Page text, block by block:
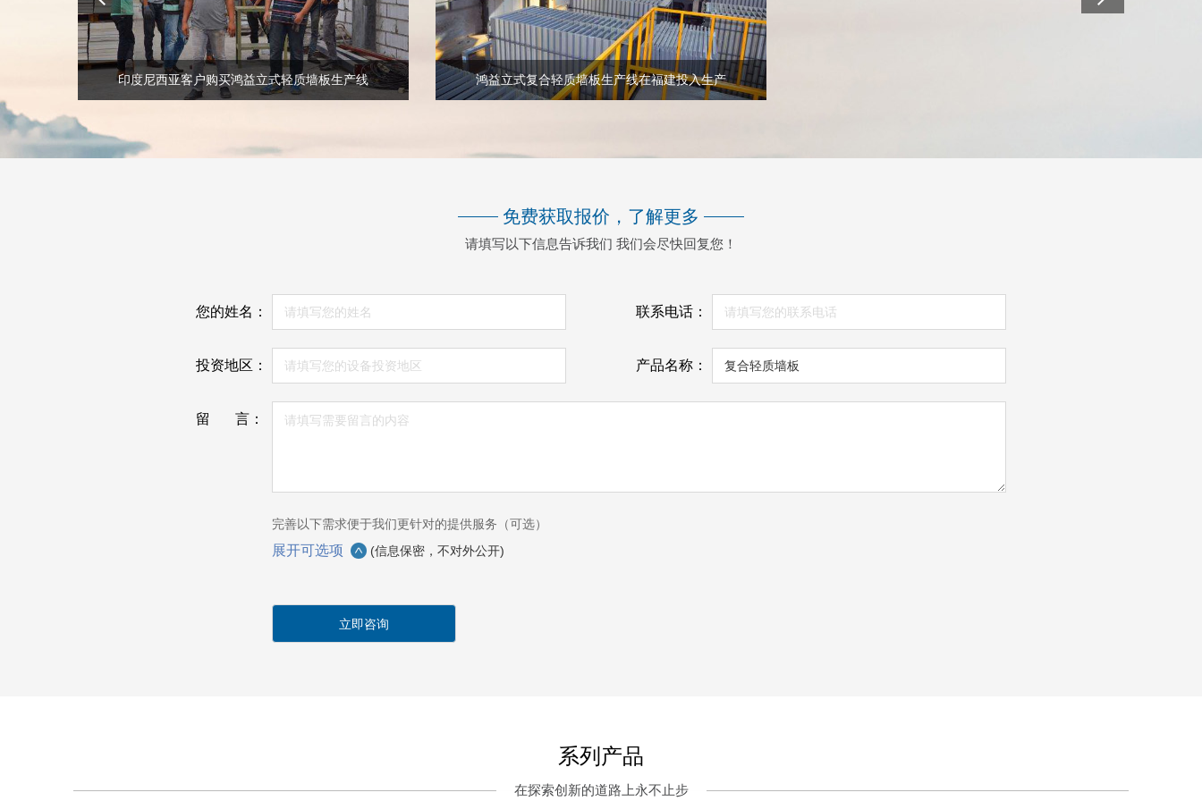
印度尼西亚客户购买鸿益立式轻质墙板生产线 鸿益立式复合轻质墙板生产线在福建投入生产
免费获取报价，了解更多
请填写以下信息告诉我们 我们会尽快回复您！
您的姓名： 联系电话：
投资地区： 产品名称：
留 言：
完善以下需求便于我们更针对的提供服务（可选）
展开可选项 (信息保密，不对外公开)
系列产品
在探索创新的道路上永不止步